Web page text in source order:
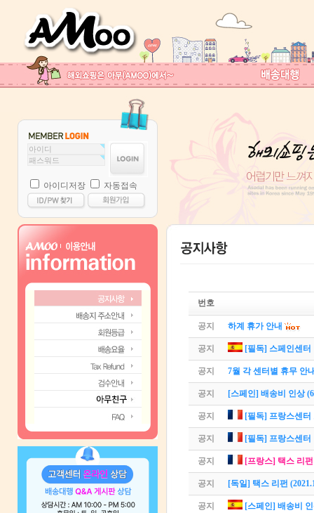
아이디저장 자동접속
번호
공지 하계 휴가 안내
공지 [필독] 스페인센터
공지 7월 각 센터별 휴무 안
공지 [스페인] 배송비 인상
공지 [필독] 프랑스센
공지 [필독] 프랑스센터
공지 [프랑스] 택스 리
공지 [독일] 택스 리펀
공지 [스페인] 배송비